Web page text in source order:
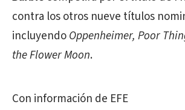
contra los otros nueve títulos
incluyendoOppenheimer, Poor
the Flower Moon.
Con información de EFE